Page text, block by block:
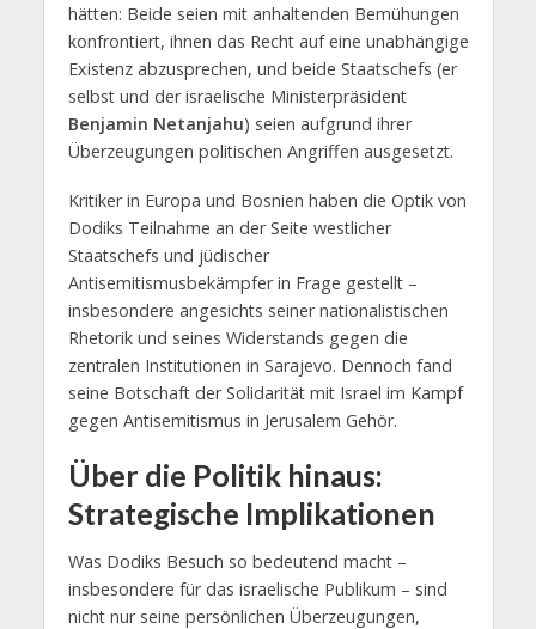
hätten: Beide seien mit anhaltenden Bemühungen
konfrontiert, ihnen das Recht auf eine unabhängige
Existenz abzusprechen, und beide Staatschefs (er
selbst und der israelische Ministerpräsident
Benjamin Netanjahu) seien aufgrund ihrer
Überzeugungen politischen Angriffen ausgesetzt.
Kritiker in Europa und Bosnien haben die Optik von
Dodiks Teilnahme an der Seite westlicher
Staatschefs und jüdischer
Antisemitismusbekämpfer in Frage gestellt –
insbesondere angesichts seiner nationalistischen
Rhetorik und seines Widerstands gegen die
zentralen Institutionen in Sarajevo. Dennoch fand
seine Botschaft der Solidarität mit Israel im Kampf
gegen Antisemitismus in Jerusalem Gehör.
Über die Politik hinaus:
Strategische Implikationen
Was Dodiks Besuch so bedeutend macht –
insbesondere für das israelische Publikum – sind
nicht nur seine persönlichen Überzeugungen,